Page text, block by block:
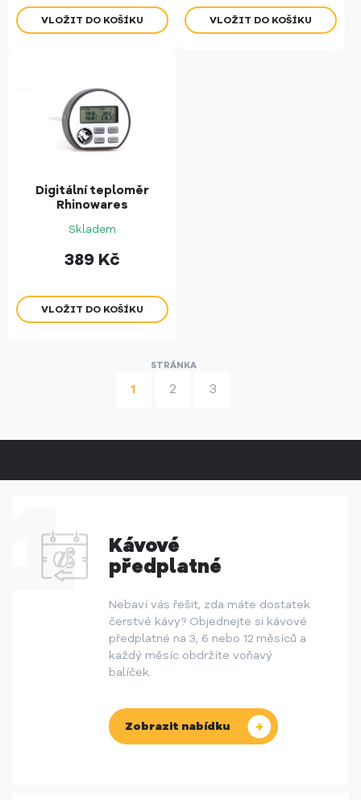
Digitální teploměr
Rhinowares
Skladem
389 Kč
1 2 3
Kávové
předplatné
Nebaví vás řešit, zda máte dostatek
čerstvé kávy? Objednejte si kávové
předplatné na 3, 6 nebo 12 měsíců a
každý měsíc obdržíte voňavý
balíček.
Zobrazit nabídku